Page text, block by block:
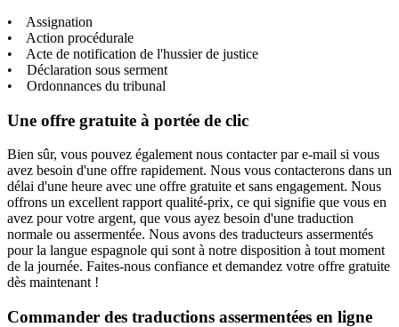
• Assignation
• Action procédurale
• Acte de notification de l'hussier de justice
• Déclaration sous serment
• Ordonnances du tribunal
Une offre gratuite à portée de clic
Bien sûr, vous pouvez également nous contacter par e-mail si vous
avez besoin d'une offre rapidement. Nous vous contacterons dans un
délai d'une heure avec une offre gratuite et sans engagement. Nous
offrons un excellent rapport qualité-prix, ce qui signifie que vous en
avez pour votre argent, que vous ayez besoin d'une traduction
normale ou assermentée. Nous avons des traducteurs assermentés
pour la langue espagnole qui sont à notre disposition à tout moment
de la journée. Faites-nous confiance et demandez votre offre gratuite
dès maintenant !
Commander des traductions assermentées en ligne